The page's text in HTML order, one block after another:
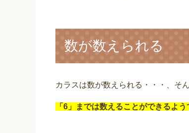
数が数えられる
カラスは数が数えられる・・・、そ
「6」までは数えることができるよう